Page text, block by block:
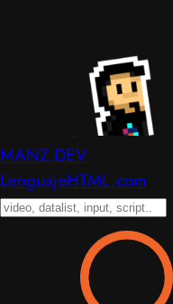
MANZ.DEV
LenguajeHTML.com